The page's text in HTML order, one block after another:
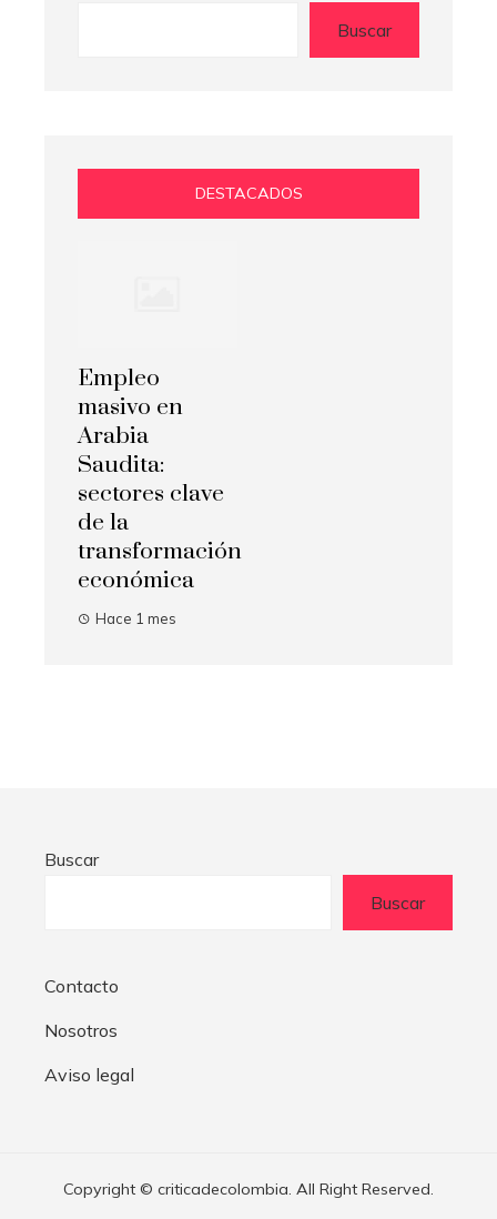
Buscar
DESTACADOS
Empleo
masivo en
Arabia
Saudita:
sectores clave
de la
transformación
económica
Hace 1 mes
Buscar
Buscar
Contacto
Nosotros
Aviso legal
Copyright © criticadecolombia. All Right Reserved.